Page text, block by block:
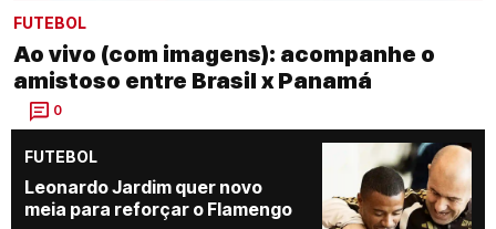
FUTEBOL
Ao vivo (com imagens): acompanhe o
amistoso entre Brasil x Panamá
0
FUTEBOL
Leonardo Jardim quer novo
meia para reforçar o Flamengo